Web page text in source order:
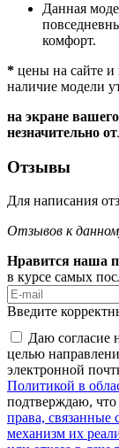
Данная
комфорт.
* цены на сайте и
наличие модели
на экране
незначительно
Отзывы
Для написания
Отзывов к
Нравится наша
в курсе самых
Введите
Даю согласие
целью
электронной
Политикой в
подтверждаю, что
права, связанные
механизм их